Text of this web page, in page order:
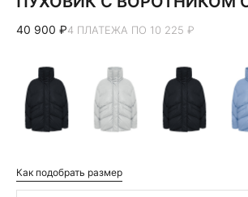
40 900 ₽4 ПЛАТЕЖА ПО 10 225 ₽
Как подобрать размер